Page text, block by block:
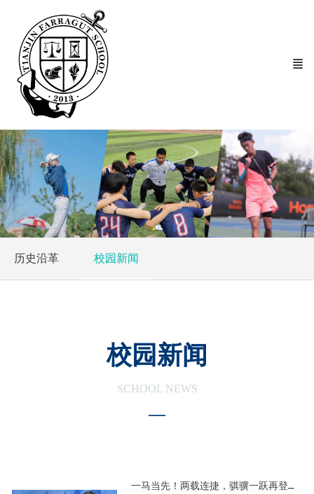
历史沿革 校园新闻
校园新闻
SCHOOL NEWS
—
一马当先！两载连捷，骐骥一跃再登牛津！“全A*学霸” 策马登峰